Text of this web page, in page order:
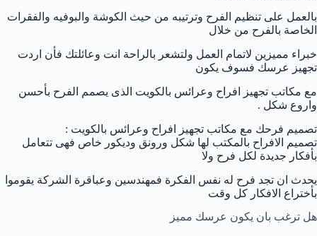
بالعمل على تنظيم الفرح وترتيبه من حيث الكوشة والبوفيه والفقرات
الخاصة بالفرح من خلال
خبراء مميزين لاتمام العمل ولتشعر بالراحة انت وعائلتك فأن اردت
تجهيز عرسك فسوف يكون
مع مكاتب تجهيز افراح وعرائس بالكويت الذى يصمم الفرح بأحسن
واروع شكل .
تصميم فرحك مع مكاتب تجهيز افراح وعرائس بالكويت :
تصميم الافراح بالمكتب لها شكل ورونق وديكور خاص فهى تتعامل
بأفكار جديدة لكل فرح ولا
يحدث ان تجد فرح له نفس الفكرة فمهندسين وعباقرة الشركة يقوموا
بأختراع الافكار كل وقت
هل ترغب بان يكون عرسك مميز